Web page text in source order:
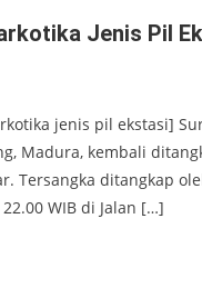
Jenis Pil
jenis pil ekstasi]
Madura, kembali
Tersangka ditangkap
WIB di Jalan […]